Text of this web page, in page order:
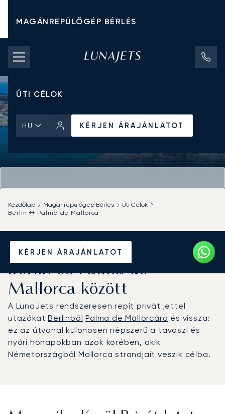
MAGÁNREPÜLŐGÉP BÉRLÉS
CHARTER ÁRAK
MAGÁNREPÜLŐGÉPEK
ÚTI CÉLOK
HU KÉRJEN ÁRAJÁNLATOT
KÉRJEN ÁRAJÁNLATOT
Kezdőlap Magánrepülőgép Bérlés
Úti Célok
Berlin ↔ Palma de Mallorca
Béreljen magánrepülőt
Berlin és Palma de
Mallorca között
A LunaJets rendszeresen repít privát jettel
utazókatBerlinből Palma de Mallorcára és vissza:
ez az útvonal különösen népszerű a tavaszi és
nyári hónapokban azok körében, akik
Németországból Mallorca strandjait veszik célba.